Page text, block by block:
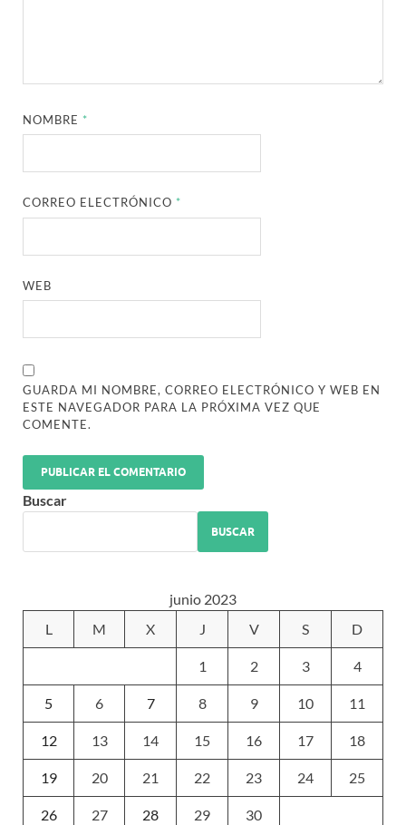
NOMBRE *
CORREO ELECTRÓNICO *
WEB
GUARDA MI NOMBRE, CORREO ELECTRÓNICO Y WEB EN
ESTE NAVEGADOR PARA LA PRÓXIMA VEZ QUE
COMENTE.
Buscar
BUSCAR
junio 2023
L
M X J V S D
1 2 3 4
5 6 7 8 9 10 11
12 13 14 15 16 17 18
19 20 21 22 23 24 25
26 27 28 29 30